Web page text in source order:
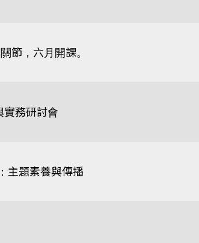
節，六月開課。
務研討會
主題素養與傳播